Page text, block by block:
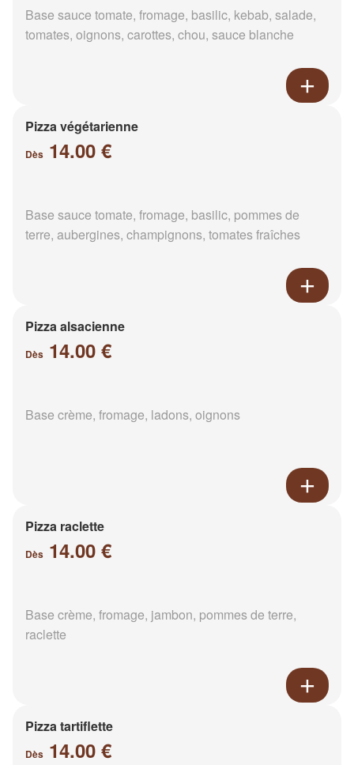
Base sauce tomate, fromage, basilic, kebab, salade,
tomates, oignons, carottes, chou, sauce blanche
Pizza végétarienne
Dès 14.00 €
Base sauce tomate, fromage, basilic, pommes de
terre, aubergines, champignons, tomates fraîches
Pizza alsacienne
Dès 14.00 €
Base crème, fromage, ladons, oignons
Pizza raclette
Dès 14.00 €
Base crème, fromage, jambon, pommes de terre,
raclette
Pizza tartiflette
Dès 14.00 €